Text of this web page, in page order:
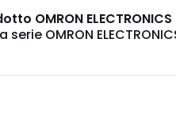
OMRON ELECTRONICS
serie OMRON